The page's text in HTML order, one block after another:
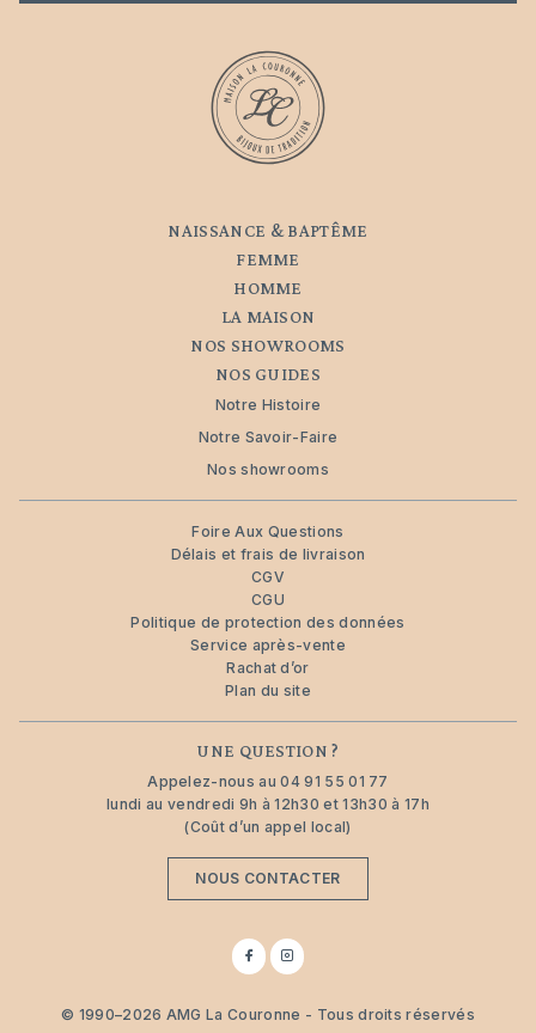
NAISSANCE & BAPTÊME
FEMME
HOMME
LA MAISON
NOS SHOWROOMS
NOS GUIDES
Notre Histoire
Notre Savoir-Faire
Nos showrooms
Foire Aux Questions
Délais et frais de livraison
CGV
CGU
Politique de protection des données
Service après-vente
Rachat d’or
Plan du site
UNE QUESTION ?
Appelez-nous au04 91 55 01 77
lundi au vendredi 9h à 12h30 et 13h30 à 17h
(Coût d’un appel local)
NOUS CONTACTER
Suivez-
nous
Suivez-
nous
© 1990–2026 AMG La Couronne - Tous droits réservés